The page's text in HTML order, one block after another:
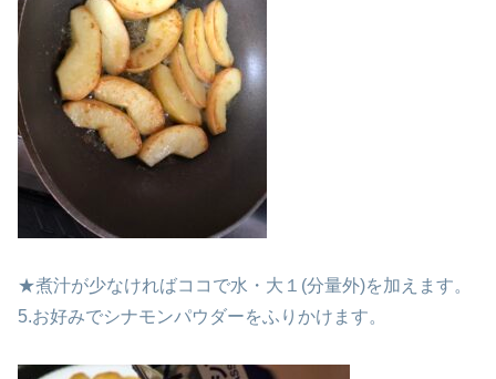
★煮汁が少なければココで水・大１(分量外)を加えます。
5.お好みでシナモンパウダーをふりかけます。